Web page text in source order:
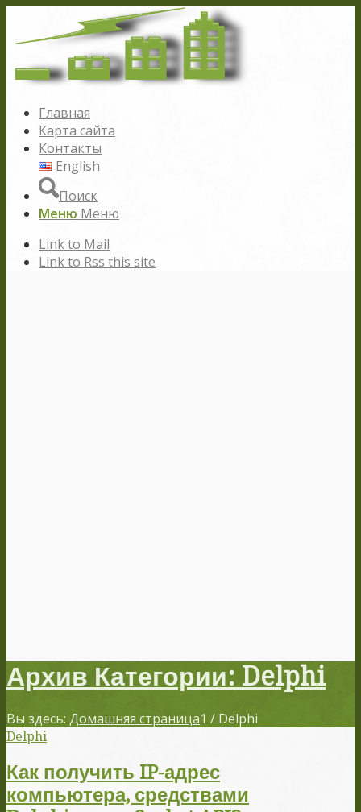
Главная
Карта сайта
Контакты
English
Поиск
Меню Меню
Link to Mail
Link to Rss this site
Архив Категории: Delphi
Вы здесь: Домашняя страница1 / Delphi
Delphi
Как получить IP-адрес
компьютера, средствами